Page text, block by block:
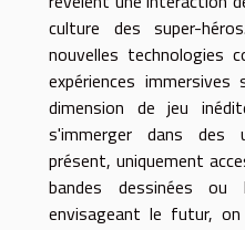
culture des super-
nouvelles technologies
expériences
dimension de jeu
s'immerger dans des
présent, uniquement
bandes dessinées
envisageant le futur,